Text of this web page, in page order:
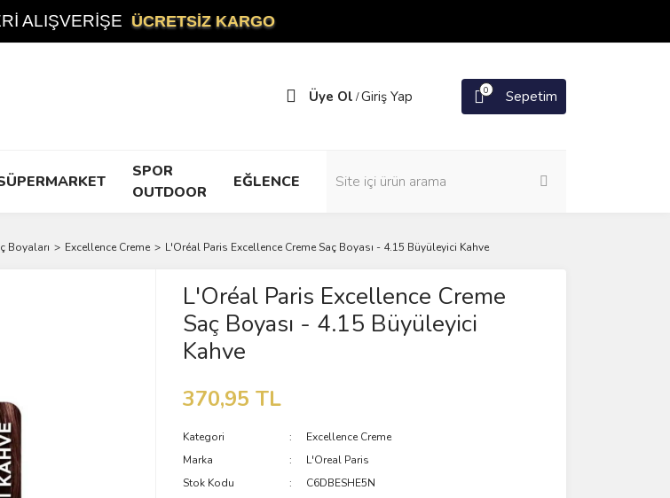
ALIŞVERİŞE ÜCRETSİZ KARGO
Üye Ol /Giriş Yap 0 Sepetim
SPOR
OUTDOOR
EĞLENCE
Boyaları Excellence Creme L'Oréal Paris Excellence Creme Saç Boyası - 4.15 Büyüleyici Kahve
L'Oréal Paris Excellence Creme
Saç Boyası - 4.15 Büyüleyici
Kahve
370,95 TL
Kategori
Excellence Creme
Marka
L'Oreal Paris
Stok Kodu
C6DBESHE5N